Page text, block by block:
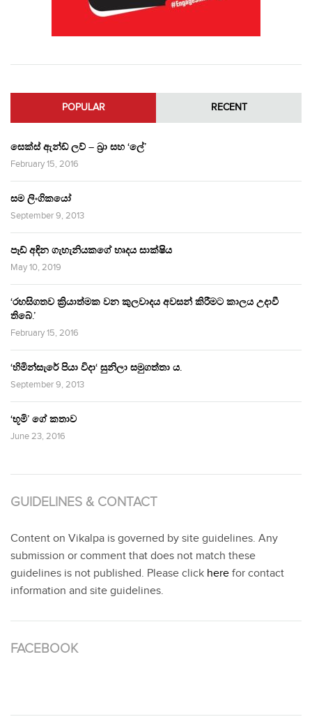
POPULAR RECENT
සෙක්ස් ඇන්ඩ් ලව් – බ්‍රා සහ ‘ලේ’
February 15, 2016
සම ලිංගිකයෝ
September 9, 2013
පෑඩ් අඳින ගැහැනියකගේ හෘදය සාක්ෂිය
May 10, 2019
‘රහසිගතව ක්‍රියාත්මක වන කුලවාදය අවසන් කිරීමට කාලය උදාවී
තිබේ.’
February 15, 2016
‘හිමින්සැරේ පියා විදා‘ සුනිලා සමුගත්තා ය.
September 9, 2013
‘භූමි’ ගේ කතාව
June 23, 2016
GUIDELINES & CONTACT
Content on Vikalpa is governed by site guidelines. Any
submission or comment that does not match these
guidelines is not published. Please click here for contact
information and site guidelines.
FACEBOOK